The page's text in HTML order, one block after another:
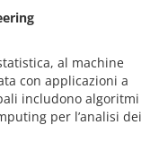
al machine
con applicazioni a
includono algoritmi
per l’analisi dei